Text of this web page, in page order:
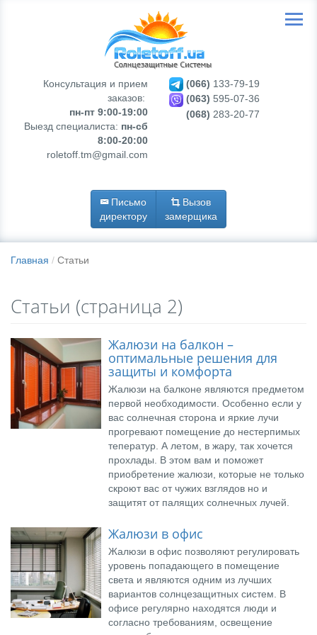
Консультация и прием
заказов:
пн-пт 9:00-19:00
Выезд специалиста: пн-сб
8:00-20:00
roletoff.tm@gmail.com
(066) 133-79-19
(063) 595-07-36
(068) 283-20-77
Письмо
директору
Вызов
замерщика
Главная Статьи
Статьи (страница 2)
Жалюзи на балкон –
оптимальные решения для
защиты и комфорта
Жалюзи на балконе являются предметом
первой необходимости. Особенно если у
вас солнечная сторона и яркие лучи
прогревают помещение до нестерпимых
теператур. А летом, в жару, так хочется
прохлады. В этом вам и поможет
приобретение жалюзи, которые не только
скроют вас от чужих взглядов но и
защитят от палящих солнечных лучей.
Жалюзи в офис
Жалюзи в офис позволяют регулировать
уровень попадающего в помещение
света и являются одним из лучших
вариантов солнцезащитных систем. В
офисе регулярно находятся люди и
согласно требованиям, освещение